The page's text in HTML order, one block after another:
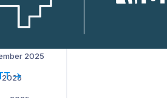
2025
2025
2025
2025
→